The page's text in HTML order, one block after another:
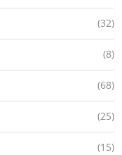
(32)
(8)
(68)
(25)
(15)